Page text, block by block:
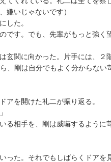
嫌いじゃないです）
した。
です。でも、先輩がもっと強
関に向かった。片手には、２
、剛は自分でもよく分からな
を開けた礼二が振り返る。
相手を、剛は威嚇するように
た。それでもしばらくドアを